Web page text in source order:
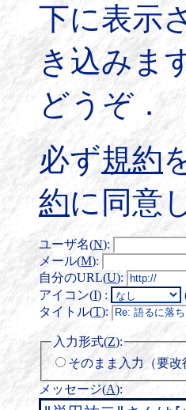
下に表示
き込みま
どうぞ．
必ず規約
約に同意
ユーザ名(N):
メール(M):
自分のURL(U):
アイコン(I) :
タイトル(T):
入力形式(Z):
そのまま入力（要改
メッセージ(A):